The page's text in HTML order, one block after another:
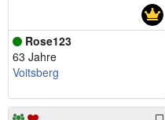
Rose123
63 Jahre
Voitsberg